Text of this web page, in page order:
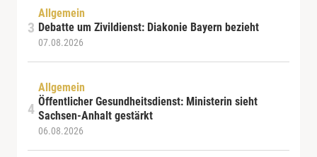
Allgemein
Debatte um Zivildienst: Diakonie Bayern bezieht
07.08.2026
Allgemein
Öffentlicher Gesundheitsdienst: Ministerin sieht
Sachsen-Anhalt gestärkt
06.08.2026